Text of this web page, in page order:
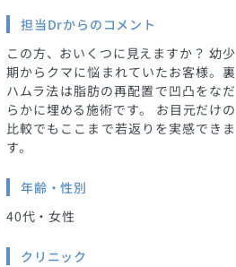
担当Drからのコメント
この方、おいくつに見えますか？ 幼少
期からクマに悩まれていたお客様。裏
ハムラ法は脂肪の再配置で凹凸をなだ
らかに埋める施術です。 お目元だけの
比較でもここまで若返りを実感できま
す。
年齢・性別
40代・女性
クリニック